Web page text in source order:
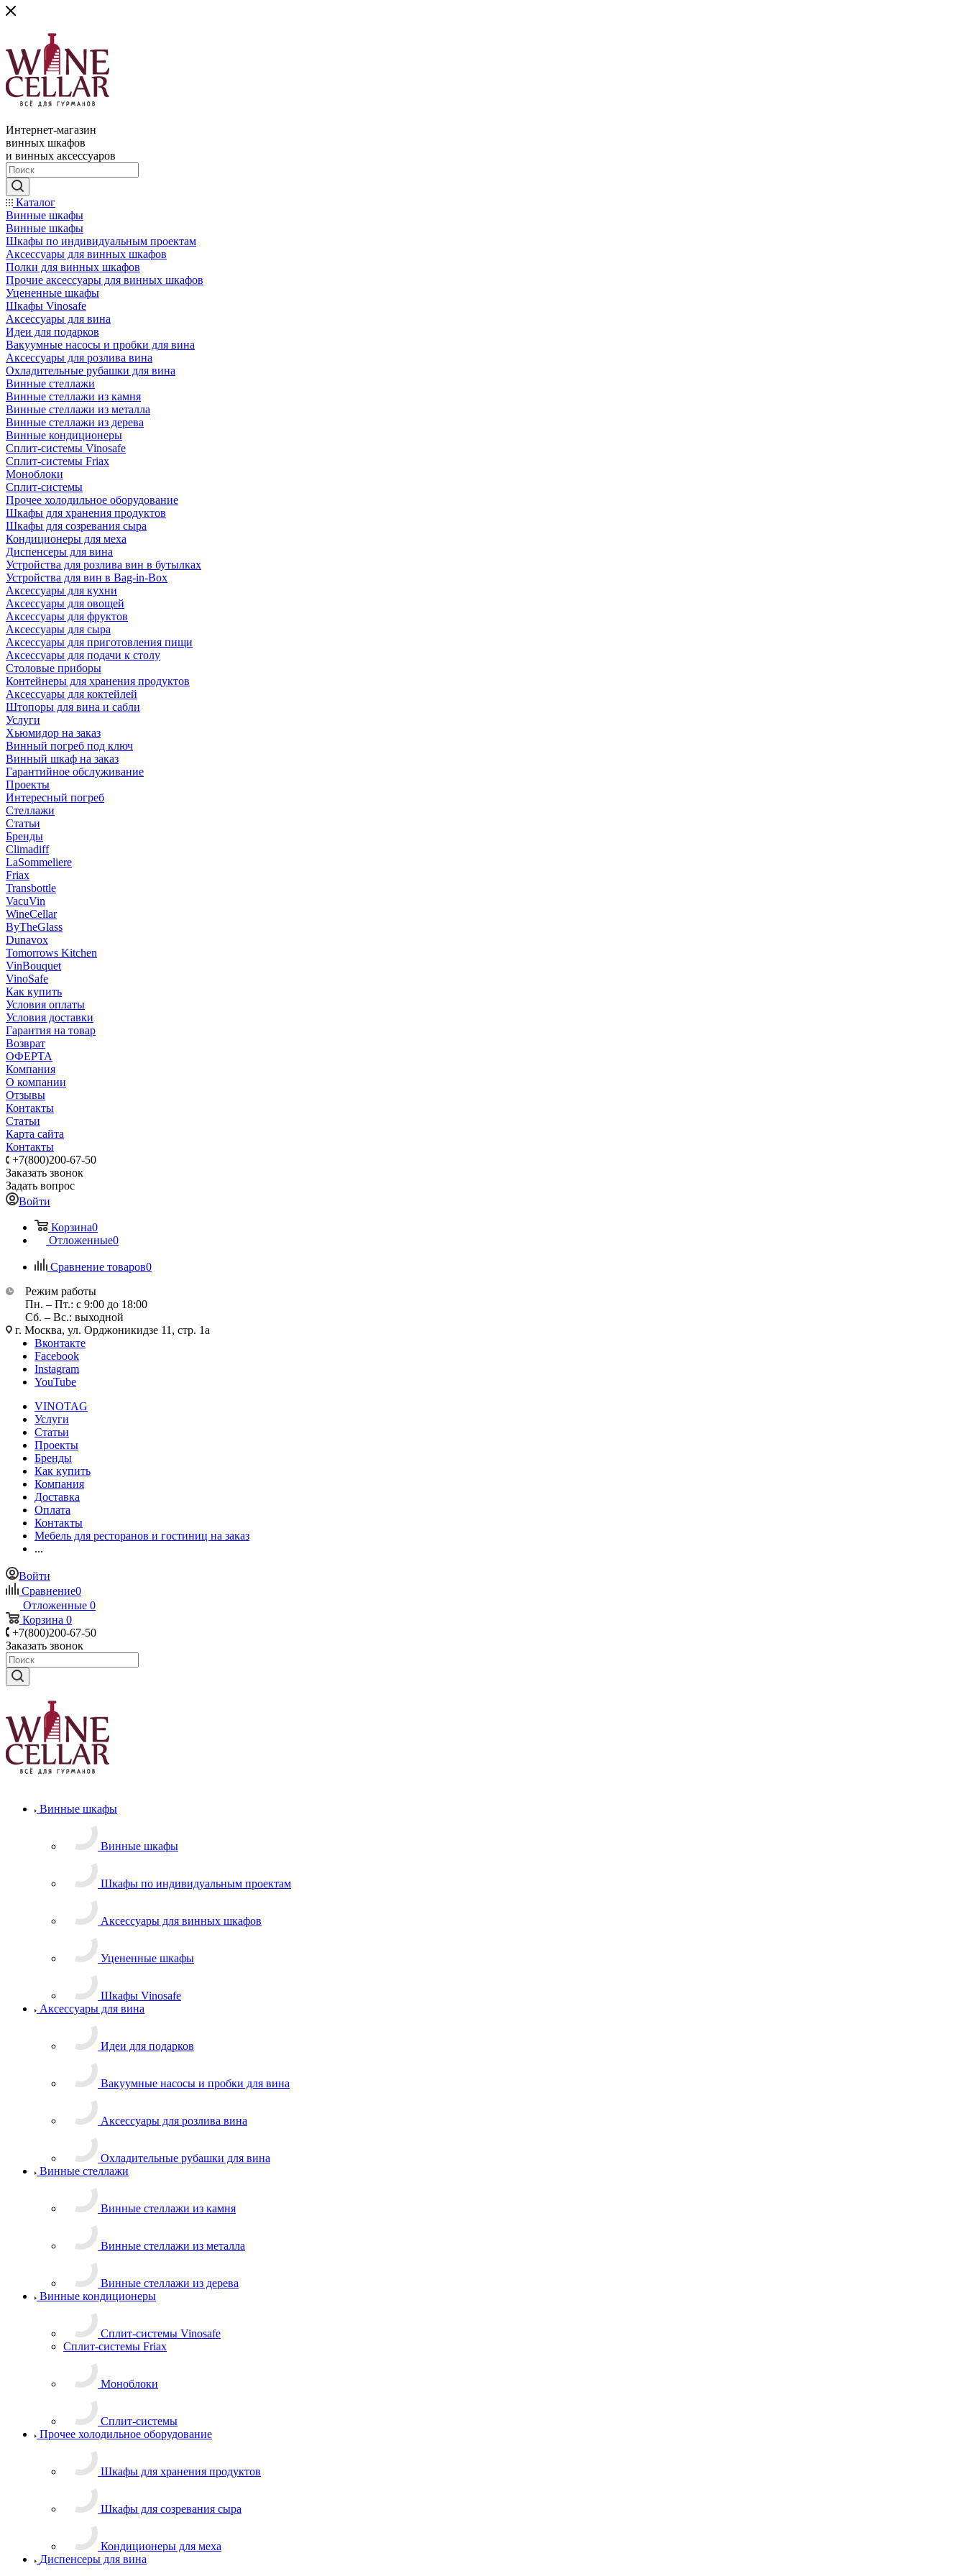
Интернет-магазин
винных шкафов
и винных аксессуаров
Каталог
Винные шкафы
Винные шкафы
Шкафы по индивидуальным проектам
Аксессуары для винных шкафов
Полки для винных шкафов
Прочие аксессуары для винных шкафов
Уцененные шкафы
Шкафы Vinosafe
Аксессуары для вина
Идеи для подарков
Вакуумные насосы и пробки для вина
Аксессуары для розлива вина
Охладительные рубашки для вина
Винные стеллажи
Винные стеллажи из камня
Винные стеллажи из металла
Винные стеллажи из дерева
Винные кондиционеры
Сплит-системы Vinosafe
Сплит-системы Friax
Моноблоки
Сплит-системы
Прочее холодильное оборудование
Шкафы для хранения продуктов
Шкафы для созревания сыра
Кондиционеры для меха
Диспенсеры для вина
Устройства для розлива вин в бутылках
Устройства для вин в Bag-in-Box
Аксессуары для кухни
Аксессуары для овощей
Аксессуары для фруктов
Аксессуары для сыра
Аксессуары для приготовления пищи
Аксессуары для подачи к столу
Столовые приборы
Контейнеры для хранения продуктов
Аксессуары для коктейлей
Штопоры для вина и сабли
Услуги
Хьюмидор на заказ
Винный погреб под ключ
Винный шкаф на заказ
Гарантийное обслуживание
Проекты
Интересный погреб
Стеллажи
Статьи
Бренды
Climadiff
LaSommeliere
Friax
Transbottle
VacuVin
WineCellar
ByTheGlass
Dunavox
Tomorrows Kitchen
VinBouquet
VinoSafe
Как купить
Условия оплаты
Условия доставки
Гарантия на товар
Возврат
ОФЕРТА
Компания
О компании
Отзывы
Контакты
Статьи
Карта сайта
Контакты
+7(800)200-67-50
Заказать звонок
Задать вопрос
Войти
Корзина0
Отложенные0
Сравнение товаров0
Режим работы
Пн. – Пт.: с 9:00 до 18:00
Сб. – Вс.: выходной
г. Москва, ул. Орджоникидзе 11, стр. 1а
Вконтакте
Facebook
Instagram
YouTube
VINOTAG
Услуги
Статьи
Проекты
Бренды
Как купить
Компания
Доставка
Оплата
Контакты
Мебель для ресторанов и гостиниц на заказ
...
Войти
Сравнение0
Отложенные 0
Корзина 0
+7(800)200-67-50
Заказать звонок
Винные шкафы
Винные шкафы
Шкафы по индивидуальным проектам
Аксессуары для винных шкафов
Уцененные шкафы
Шкафы Vinosafe
Аксессуары для вина
Идеи для подарков
Вакуумные насосы и пробки для вина
Аксессуары для розлива вина
Охладительные рубашки для вина
Винные стеллажи
Винные стеллажи из камня
Винные стеллажи из металла
Винные стеллажи из дерева
Винные кондиционеры
Сплит-системы Vinosafe
Сплит-системы Friax
Моноблоки
Сплит-системы
Прочее холодильное оборудование
Шкафы для хранения продуктов
Шкафы для созревания сыра
Кондиционеры для меха
Диспенсеры для вина